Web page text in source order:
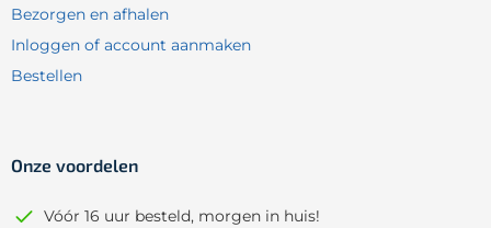
Bezorgen en afhalen
Inloggen of account aanmaken
Bestellen
Onze voordelen
Vóór 16 uur besteld, morgen in huis!